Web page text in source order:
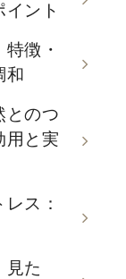
ント
徴・
和
とのつ
用と実
ス：
見た